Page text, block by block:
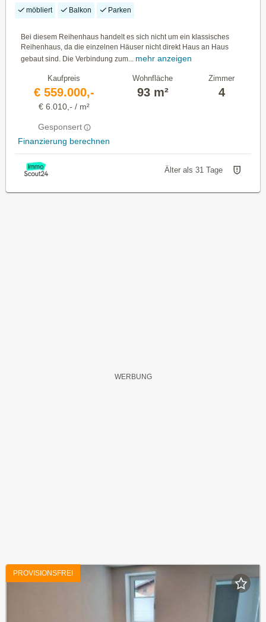
Scheffau
möbliert Balkon Parken
Bei diesem Reihenhaus handelt es sich nicht um ein klassisches
Reihenhaus, da die einzelnen Häuser nicht direkt Haus an Haus
gebaut sind. Die Verbindung zum... mehr anzeigen
Kaufpreis
€ 559.000,-
€ 6.010,- / m²
Gesponsert
Finanzierung berechnen
Wohnfläche
93 m²
Zimmer
4
Älter als 31 Tage
PROVISIONSFREI